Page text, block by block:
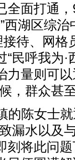
全面打通
西湖区综
接待、网
民呼我为
力量则可
，群众甚
的陈女士
漏水以及
刻将此问